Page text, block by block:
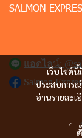
เว็บไซต์
ประสบการณ์
อ่านรายละเ
SALMON
แอดไลน์:
Salmon